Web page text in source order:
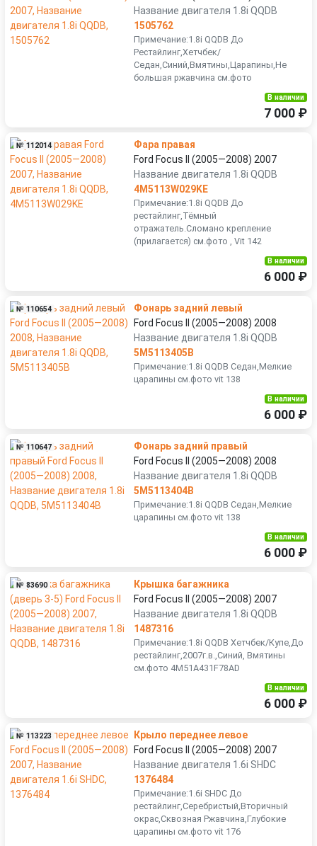
Название двигателя 1.8i QQDB
1505762
Примечание:1.8i QQDB До
Рестайлинг,Хетчбек/
Седан,Синий,Вмятины,Царапины,Не
большая ржавчина см.фото
В наличии
7 000 ₽
№ 112014
Фара правая
Ford Focus II (2005—2008) 2007
Название двигателя 1.8i QQDB
4M5113W029KE
Примечание:1.8i QQDB До
рестайлинг,Тёмный
отражатель.Сломано крепление
(прилагается) см.фото , Vit 142
В наличии
6 000 ₽
№ 110654
Фонарь задний левый
Ford Focus II (2005—2008) 2008
Название двигателя 1.8i QQDB
5M5113405B
Примечание:1.8i QQDB Седан,Мелкие
царапины см.фото vit 138
В наличии
6 000 ₽
№ 110647
Фонарь задний правый
Ford Focus II (2005—2008) 2008
Название двигателя 1.8i QQDB
5M5113404B
Примечание:1.8i QQDB Седан,Мелкие
царапины см.фото vit 138
В наличии
6 000 ₽
№ 83690
Крышка багажника
Ford Focus II (2005—2008) 2007
Название двигателя 1.8i QQDB
1487316
Примечание:1.8i QQDB Хетчбек/Купе,До
рестайлинг,2007г.в.,Синий, Вмятины
см.фото 4M51A431F78AD
В наличии
6 000 ₽
№ 113223
Крыло переднее левое
Ford Focus II (2005—2008) 2007
Название двигателя 1.6i SHDC
1376484
Примечание:1.6i SHDC До
рестайлинг,Серебристый,Вторичный
окрас,Сквозная Ржавчина,Глубокие
царапины см.фото vit 176